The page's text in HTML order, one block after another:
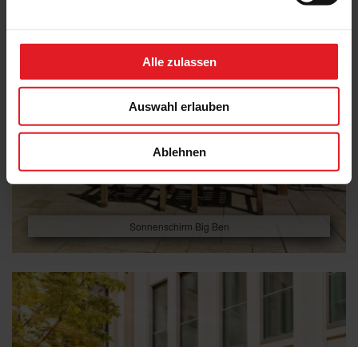
Alle zulassen
Auswahl erlauben
Ablehnen
Sonnenschirm Big Ben